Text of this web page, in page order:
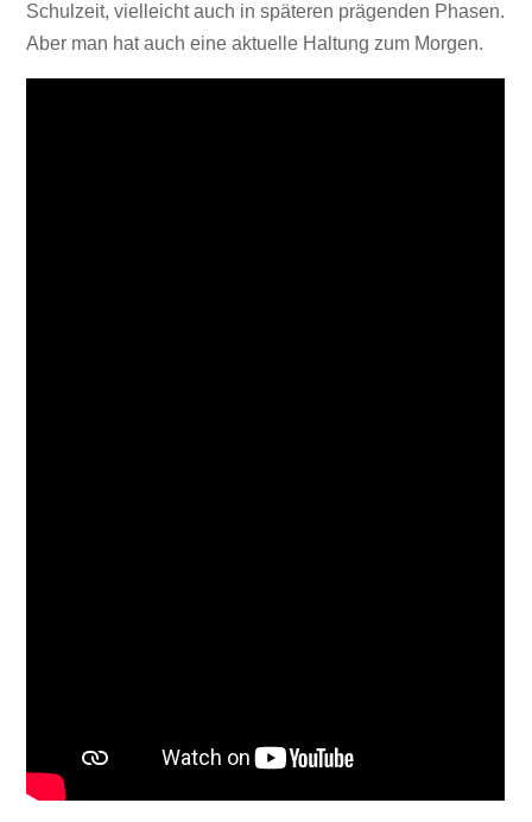
Schulzeit, vielleicht auch in späteren prägenden Phasen.
Aber man hat auch eine aktuelle Haltung zum Morgen.